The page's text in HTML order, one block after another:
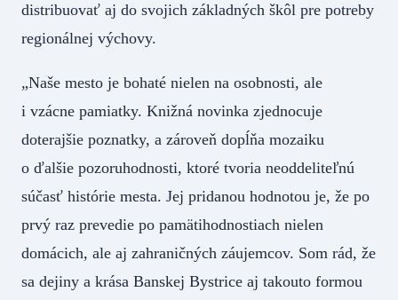
distribuovať aj do svojich základných škôl pre potreby
regionálnej výchovy.
„Naše mesto je bohaté nielen na osobnosti, ale
i vzácne pamiatky. Knižná novinka zjednocuje
doterajšie poznatky, a zároveň dopĺňa mozaiku
o ďalšie pozoruhodnosti, ktoré tvoria neoddeliteľnú
súčasť histórie mesta. Jej pridanou hodnotou je, že po
prvý raz prevedie po pamätihodnostiach nielen
domácich, ale aj zahraničných záujemcov. Som rád, že
sa dejiny a krása Banskej Bystrice aj takouto formou